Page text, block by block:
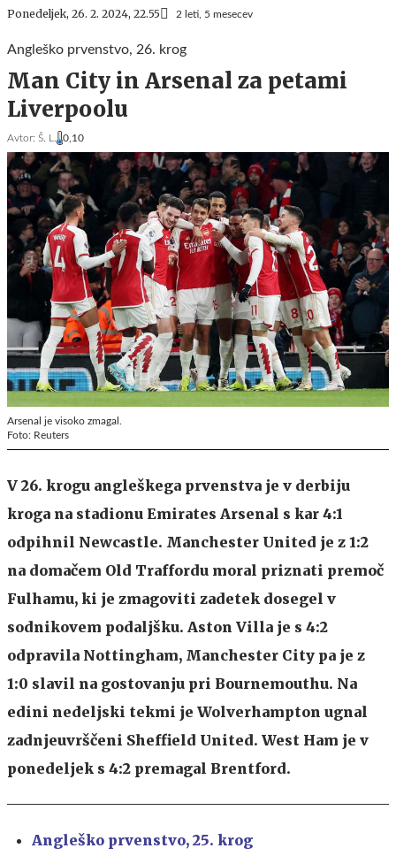
Ponedeljek, 26. 2. 2024, 22.55 2 leti, 5 mesecev
Angleško prvenstvo, 26. krog
Man City in Arsenal za petami
Liverpoolu
Avtor: Š. L. 0,10
Arsenal je visoko zmagal.
Foto: Reuters
V 26. krogu angleškega prvenstva je v derbiju
kroga na stadionu Emirates Arsenal s kar 4:1
odpihnil Newcastle. Manchester United je z 1:2
na domačem Old Traffordu moral priznati premoč
Fulhamu, ki je zmagoviti zadetek dosegel v
sodnikovem podaljšku. Aston Villa je s 4:2
odpravila Nottingham, Manchester City pa je z
1:0 slavil na gostovanju pri Bournemouthu. Na
edini nedeljski tekmi je Wolverhampton ugnal
zadnjeuvrščeni Sheffield United. West Ham je v
ponedeljek s 4:2 premagal Brentford.
Angleško prvenstvo, 25. krog